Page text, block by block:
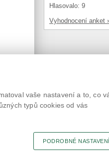
Hlasovalo: 9
Vyhodnocení anket
vaše nastavení a to, co
typů cookies od vás
PODROBNÉ NASTAVENÍ